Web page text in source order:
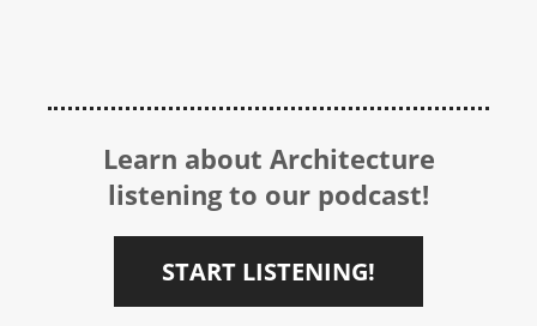
Learn about Architecture
listening to our podcast!
START LISTENING!